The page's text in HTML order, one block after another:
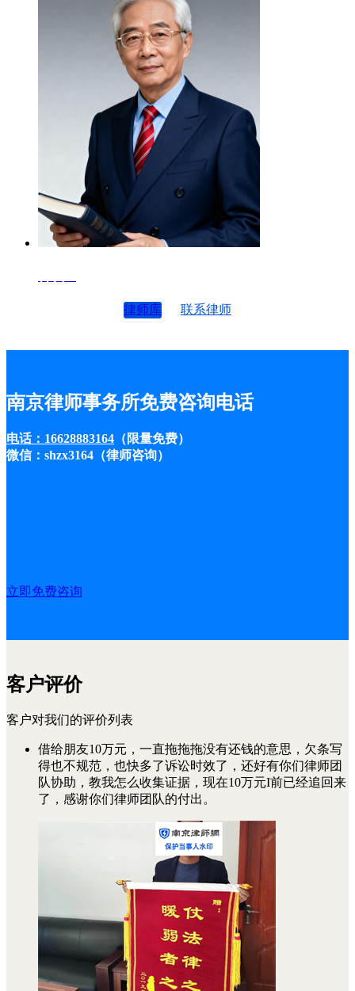
律师库 联系律师
南京律师事务所免费咨询电话
电话：16628883164 （限量免费）
微信：shzx3164（律师咨询）
立即免费咨询
客户评价
客户对我们的评价列表
借给朋友10万元，一直拖拖拖没有还钱的意思，欠条写
得也不规范，也快多了诉讼时效了，还好有你们律师团
队协助，教我怎么收集证据，现在10万元I前已经追回来
了，感谢你们律师团队的付出。